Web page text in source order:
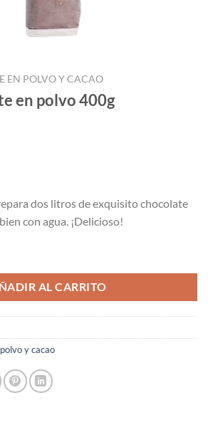
EN POLVO Y CACAO
en polvo 400g
dos litros de exquisito chocolate
con agua. ¡Delicioso!
AL CARRITO
y cacao